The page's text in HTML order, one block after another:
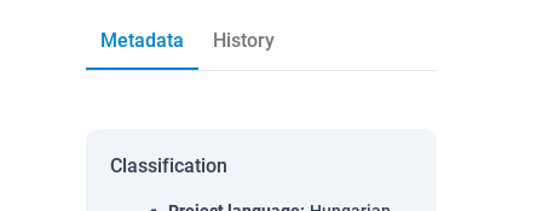
Metadata History
Classification